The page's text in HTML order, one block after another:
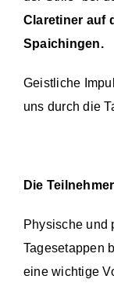
Claretiner auf
Spaichingen.
Geistliche
uns durch die
Die
Physische und
Tagesetappen
eine wichtige